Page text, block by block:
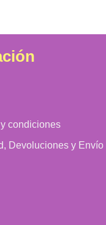
condiciones
Devoluciones y Envío